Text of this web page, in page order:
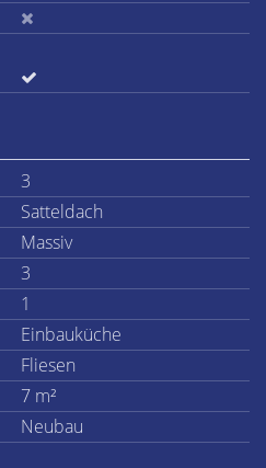
3
Satteldach
Massiv
3
1
Einbauküche
Fliesen
7 m²
Neubau